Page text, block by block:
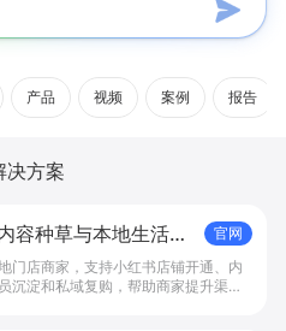
产品 视频 案例 报告
决方案
容种草与本地生活转
官网
门店商家，支持小红书店铺开通、内
沉淀和私域复购，帮助商家提升渠道